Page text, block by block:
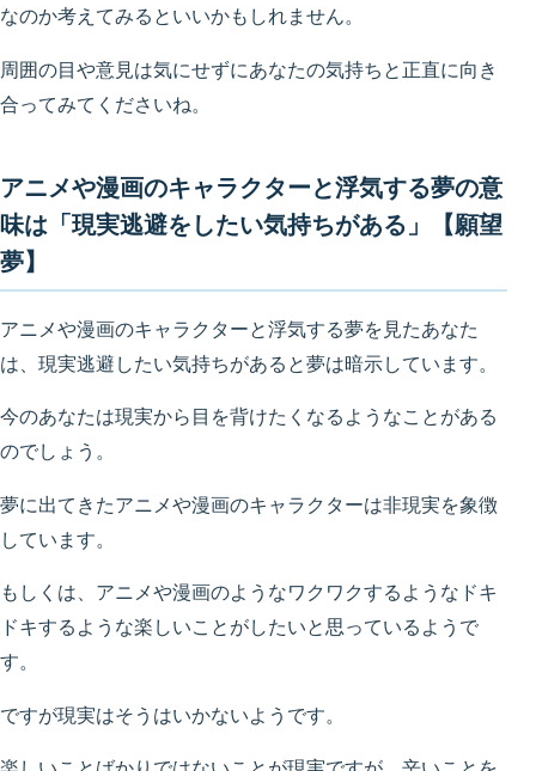
なのか考えてみるといいかもしれません。
周囲の目や意見は気にせずにあなたの気持ちと正直に向き
合ってみてくださいね。
アニメや漫画のキャラクターと浮気する夢の意
味は「現実逃避をしたい気持ちがある」【願望
夢】
アニメや漫画のキャラクターと浮気する夢を見たあなた
は、現実逃避したい気持ちがあると夢は暗示しています。
今のあなたは現実から目を背けたくなるようなことがある
のでしょう。
夢に出てきたアニメや漫画のキャラクターは非現実を象徴
しています。
もしくは、アニメや漫画のようなワクワクするようなドキ
ドキするような楽しいことがしたいと思っているようで
す。
ですが現実はそうはいかないようです。